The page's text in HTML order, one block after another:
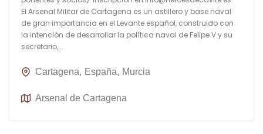
El Arsenal Militar de Cartagena es un astillero y base naval
de gran importancia en el Levante español, construido con
la intención de desarrollar la política naval de Felipe V y su
secretario,...
Cartagena España Murcia
Arsenal de Cartagena